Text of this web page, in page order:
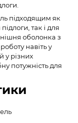
підходящим як
так і для
оболонка з
навіть у
у різних
потужність для